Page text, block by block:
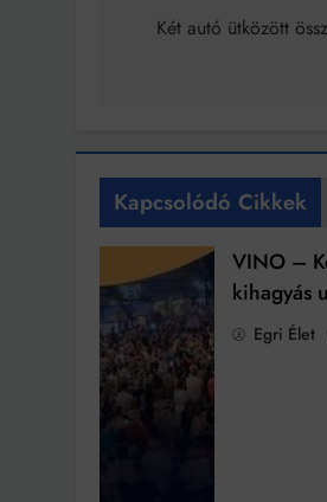
navigáció
Két autó ütközött
Kapcsolódó Cikkek
VINO –
kihagyás
Egri Élet